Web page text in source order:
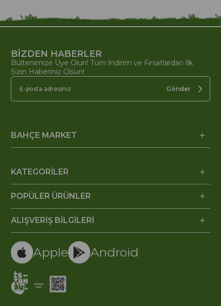
BİZDEN HABERLER
Bültenimize Üye Olun! Tüm İndirim ve Fırsatlardan İlk
Sizin Haberiniz Olsun!
Gönder
BAHÇE MARKET
KATEGORİLER
POPÜLER ÜRÜNLER
ALIŞVERİŞ BİLGİLERİ
Apple Android